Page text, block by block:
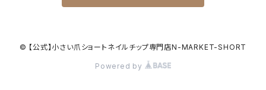
黄色
星柄© 【公式】小さい爪ショートネイルチップ専門店N-MARKET-SHORT
Powered by